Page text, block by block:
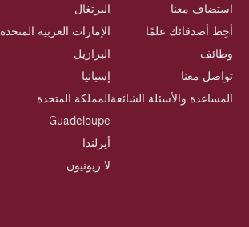
استضاف معنا
أحِط أصدقائك علمًا
وظائف
تواصل معنا
المساعدة والأسئلة الشائعة
البرتغال
الإمارات العربية المتحدة
البرازيل
إسبانيا
المملكة المتحدة
Guadeloupe
أيرلندا
لا ريونيون